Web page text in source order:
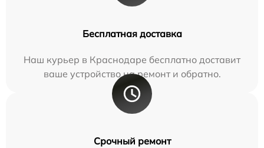
Бесплатная доставка
Наш курьер в Краснодаре бесплатно доставит
ваше устройство на ремонт и обратно.
Срочный ремонт